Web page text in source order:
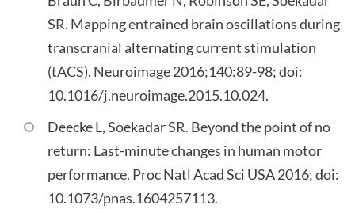
SR. Mapping entrained brain oscillations during
transcranial alternating current stimulation
(tACS). Neuroimage 2016;140:89-98; doi:
10.1016/j.neuroimage.2015.10.024.
Deecke L, Soekadar SR. Beyond the point of no
return: Last-minute changes in human motor
performance. Proc Natl Acad Sci USA 2016; doi:
10.1073/pnas.1604257113.